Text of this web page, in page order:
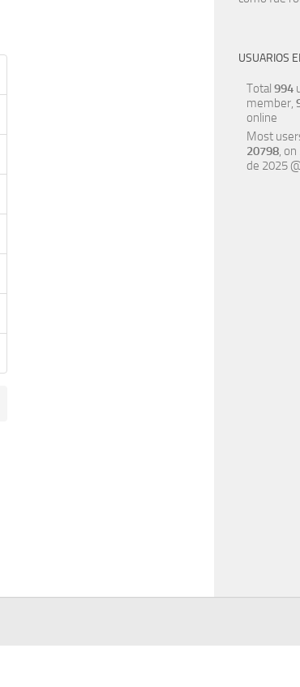
USUARIOS
Total 994
member,
online
Most
20798,
de 2025